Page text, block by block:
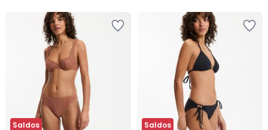
Saldos Saldos